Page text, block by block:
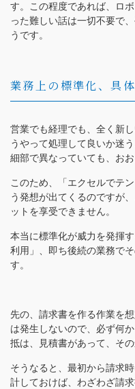
す。この程度であれば、ロ
った難しい話は一切不要で
うです。
業務上の標準化、具
営業でも経理でも、全く新
うやって処理して良いか迷
細部で異なっていても、お
このため、「エクセルでテ
う発想が出てくるのですが
ットを享受できません。
本当に標準化が威力を発揮
利用」、即ち後続の業務で
す。
先の、請求書を作る作業を
は発生しないので、必ず何
抵は、見積書があって、そ
そうなると、最初から請求
計しておけば、わざわざ請